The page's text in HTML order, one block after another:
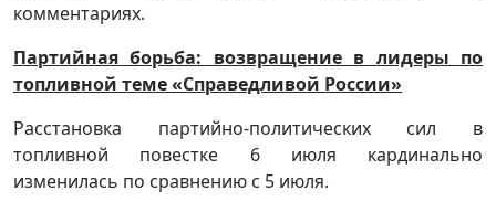
комментариях.
Партийная борьба: возвращение в лидеры по
топливной теме «Справедливой России»
Расстановка партийно-политических сил в
топливной повестке 6 июля кардинально
изменилась по сравнению с 5 июля.